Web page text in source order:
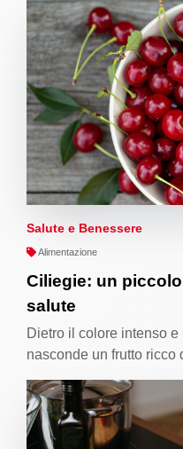
Salute e Benessere
Alimentazione
Ciliegie: un
salute
Dietro il colore intenso
nasconde un frutto